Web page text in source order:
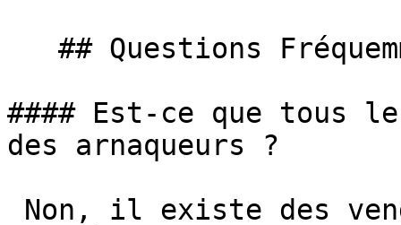
#### Est-ce que tous
des arnaqueurs ?